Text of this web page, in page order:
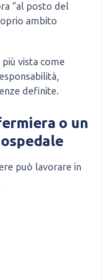
“al posto del
ambito
vista come
definite.
o un
può lavorare in